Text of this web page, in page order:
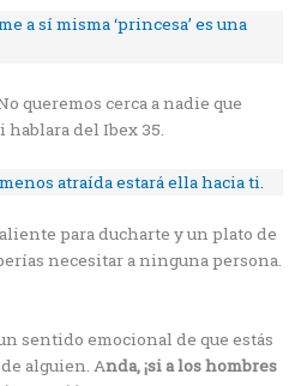
a sí misma ‘princesa’ es una
queremos cerca a nadie que
hablara del Ibex 35.
atraída estará ella hacia ti.
para ducharte y un plato de
necesitar a ninguna persona.
sentido emocional de que estás
alguien. Anda, ¡si a los hombres